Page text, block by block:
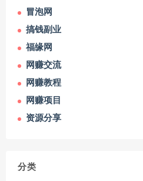
冒泡网
搞钱副业
福缘网
网赚交流
网赚教程
网赚项目
资源分享
分类